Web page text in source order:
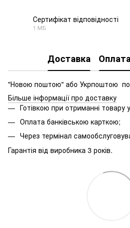
Сертифікат відповідності
1 МБ
Доставка
"Новою поштою" або Укрпоштою по
Більше інформації про доставку
Готівкою при отриманні товару
Оплата банківською карткою;
Через термінал
Гарантія від виробника 3 років.